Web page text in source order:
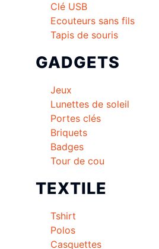
Clé USB
Ecouteurs sans fils
Tapis de souris
GADGETS
Jeux
Lunettes de soleil
Portes clés
Briquets
Badges
Tour de cou
TEXTILE
Tshirt
Polos
Casquettes